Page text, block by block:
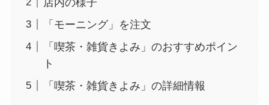
「モーニング」を注文
「喫茶・雑貨きよみ」のおすすめポイン
ト
「喫茶・雑貨きよみ」の詳細情報